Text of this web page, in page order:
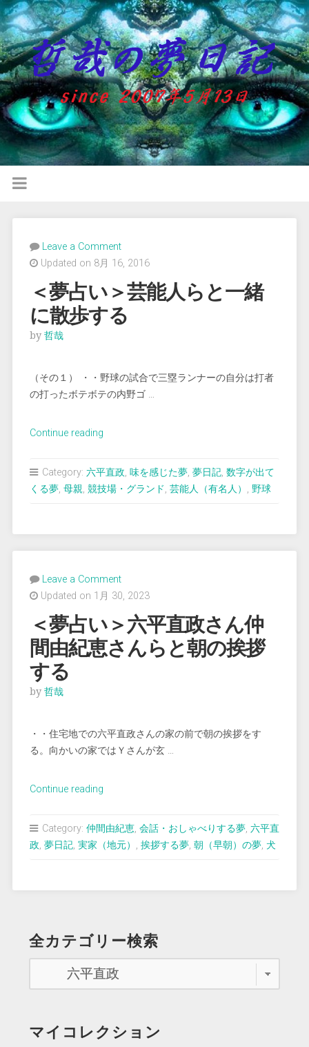
Leave a Comment
Updated on 8月 16, 2016
＜夢占い＞芸能人らと一緒
に散歩する
by 哲哉
（その１） ・・野球の試合で三塁ランナーの自分は打者
の打ったボテボテの内野ゴ …
Continue reading“＜
占
い
能
人
と
一
に
散
Category: 六平直政, 味を感じた夢, 夢日記, 数字が出て
くる夢, 母親, 競技場・グランド, 芸能人（有名人） , 野球
Leave a Comment
Updated on 1月 30, 2023
＜夢占い＞六平直政さん仲
間由紀恵さんらと朝の挨拶
する
by 哲哉
・・住宅地での六平直政さんの家の前で朝の挨拶をす
る。向かいの家ではＹさんが玄 …
Continue reading“＜
占
い
平
さ
仲
間
恵
Category: 仲間由紀恵, 会話・おしゃべりする夢, 六平直
政, 夢日記, 実家（地元） , 挨拶する夢, 朝（早朝）の夢, 犬
全カテゴリー検索
マイコレクション